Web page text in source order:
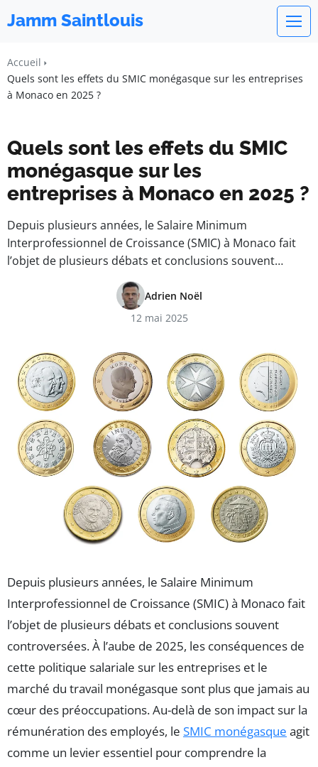
Jamm Saintlouis
Accueil
Quels sont les effets du SMIC monégasque sur les entreprises
à Monaco en 2025 ?
Quels sont les effets du SMIC
monégasque sur les
entreprises à Monaco en 2025 ?
Depuis plusieurs années, le Salaire Minimum
Interprofessionnel de Croissance (SMIC) à Monaco fait
l’objet de plusieurs débats et conclusions souvent…
Adrien Noël
12 mai 2025
Depuis plusieurs années, le Salaire Minimum
Interprofessionnel de Croissance (SMIC) à Monaco fait
l’objet de plusieurs débats et conclusions souvent
controversées. À l’aube de 2025, les conséquences de
cette politique salariale sur les entreprises et le
marché du travail monégasque sont plus que jamais au
cœur des préoccupations. Au-delà de son impact sur la
rémunération des employés, le SMIC monégasque agit
comme un levier essentiel pour comprendre la